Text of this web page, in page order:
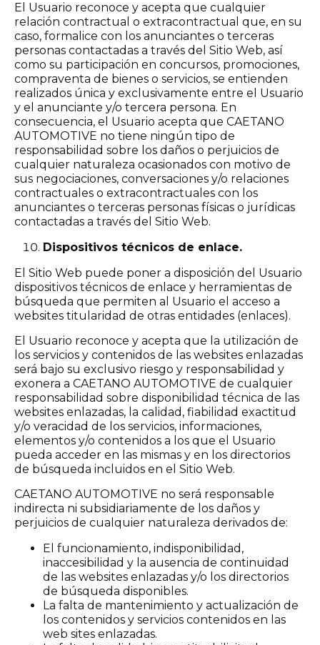
El Usuario reconoce y acepta que cualquier
relación contractual o extracontractual que, en su
caso, formalice con los anunciantes o terceras
personas contactadas a través del Sitio Web, así
como su participación en concursos, promociones,
compraventa de bienes o servicios, se entienden
realizados única y exclusivamente entre el Usuario
y el anunciante y/o tercera persona. En
consecuencia, el Usuario acepta que CAETANO
AUTOMOTIVE no tiene ningún tipo de
responsabilidad sobre los daños o perjuicios de
cualquier naturaleza ocasionados con motivo de
sus negociaciones, conversaciones y/o relaciones
contractuales o extracontractuales con los
anunciantes o terceras personas físicas o jurídicas
contactadas a través del Sitio Web.
Dispositivos técnicos de enlace.
El Sitio Web puede poner a disposición del Usuario
dispositivos técnicos de enlace y herramientas de
búsqueda que permiten al Usuario el acceso a
websites titularidad de otras entidades (enlaces).
El Usuario reconoce y acepta que la utilización de
los servicios y contenidos de las websites enlazadas
será bajo su exclusivo riesgo y responsabilidad y
exonera a CAETANO AUTOMOTIVE de cualquier
responsabilidad sobre disponibilidad técnica de las
websites enlazadas, la calidad, fiabilidad exactitud
y/o veracidad de los servicios, informaciones,
elementos y/o contenidos a los que el Usuario
pueda acceder en las mismas y en los directorios
de búsqueda incluidos en el Sitio Web.
CAETANO AUTOMOTIVE no será responsable
indirecta ni subsidiariamente de los daños y
perjuicios de cualquier naturaleza derivados de:
El funcionamiento, indisponibilidad,
inaccesibilidad y la ausencia de continuidad
de las websites enlazadas y/o los directorios
de búsqueda disponibles.
La falta de mantenimiento y actualización de
los contenidos y servicios contenidos en las
web sites enlazadas.